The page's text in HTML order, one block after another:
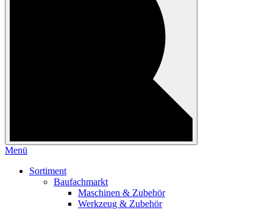
Menü
Sortiment
Baufachmarkt
Maschinen & Zubehör
Werkzeug & Zubehör